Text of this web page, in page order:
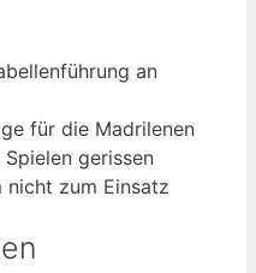
an
für die Madrilenen
gerissen
nicht zum Einsatz